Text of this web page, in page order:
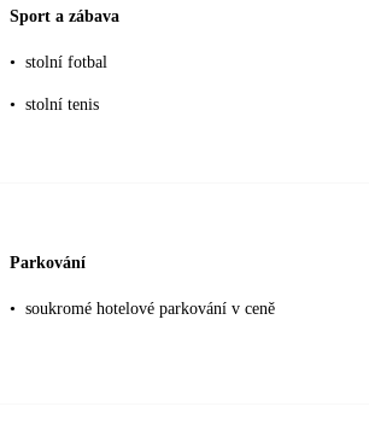
Sport a zábava
• stolní fotbal
• stolní tenis
Parkování
• soukromé hotelové parkování v ceně